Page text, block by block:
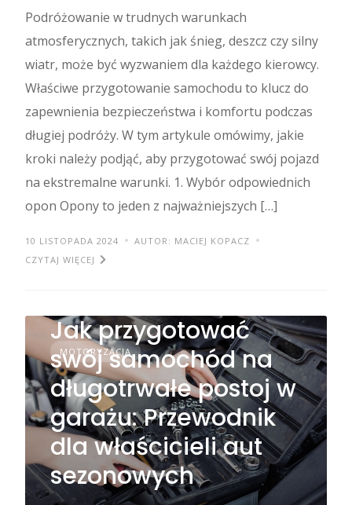
Podróżowanie w trudnych warunkach
atmosferycznych, takich jak śnieg, deszcz czy silny
wiatr, może być wyzwaniem dla każdego kierowcy.
Właściwe przygotowanie samochodu to klucz do
zapewnienia bezpieczeństwa i komfortu podczas
długiej podróży. W tym artykule omówimy, jakie
kroki należy podjąć, aby przygotować swój pojazd
na ekstremalne warunki. 1. Wybór odpowiednich
opon Opony to jeden z najważniejszych […]
10 LISTOPADA 2024
AUTOR: MACIEJ KOPACZ
CZYTAJ WIĘCEJ
MOTORYZACJA
Jak przygotować
swój samochód na
długotrwałe postoj w
garażu: Przewodnik
dla właścicieli aut
sezonowych